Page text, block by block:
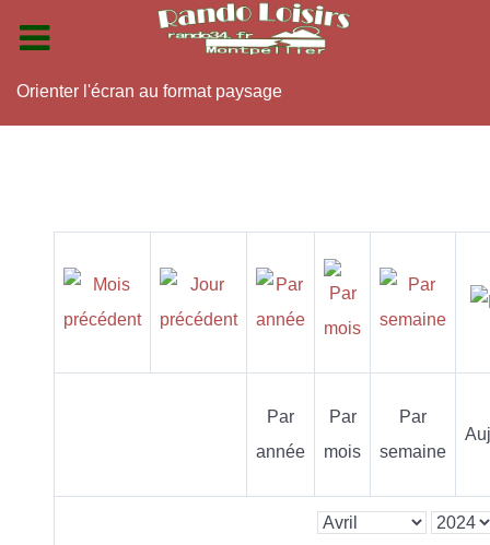
Orienter l'écran au format paysage
Par
année
Par
mois
Par
semaine